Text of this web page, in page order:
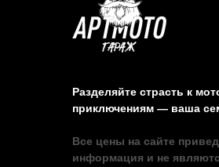
Разделяйте страсть к
приключениям — ваша
Все цены на сайте
информация и не